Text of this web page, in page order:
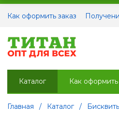
Как оформить заказ
Каталог Как оформить
Главная / Каталог /